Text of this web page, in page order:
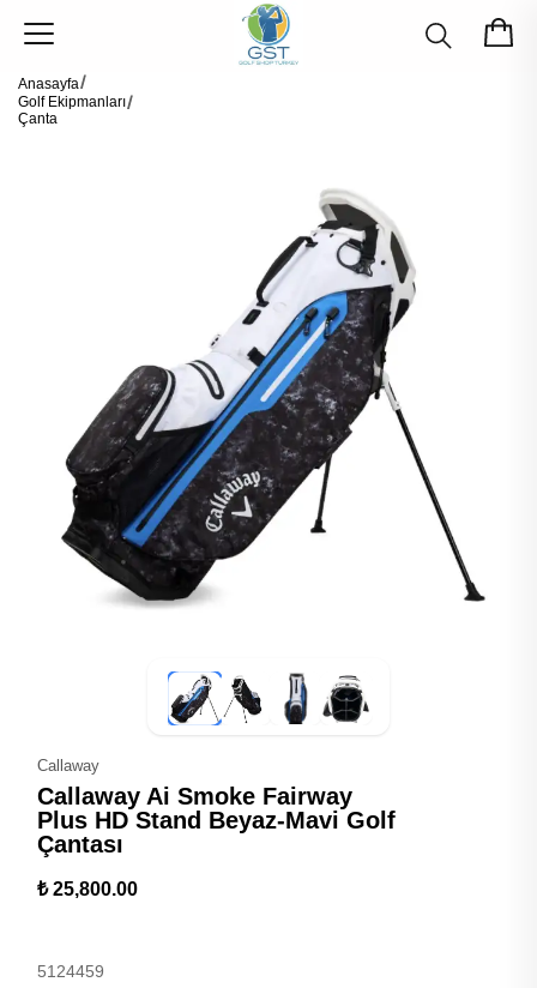
Anasayfa
Golf Ekipmanları
Çanta
Callaway
Callaway Ai Smoke Fairway
Plus HD Stand Beyaz-Mavi Golf
Çantası
₺ 25,800.00
5124459